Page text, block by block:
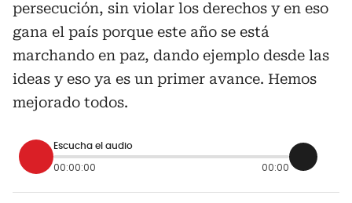
persecución, sin violar los derechos y en eso
gana el país porque este año se está
marchando en paz, dando ejemplo desde las
ideas y eso ya es un primer avance. Hemos
mejorado todos.
Escucha el audio
00:00:00 00:00